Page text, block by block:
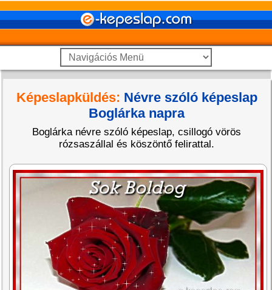
Képeslapküldés: Névre szóló képeslap
Boglárka napra
Boglárka névre szóló képeslap, csillogó vörös
rózsaszállal és köszöntő felirattal.